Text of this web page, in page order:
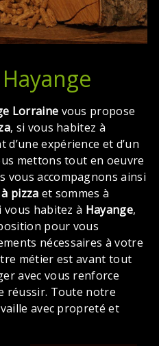
Lorraine vous propose
, si vous habitez à
d’une expérience et d’un
mettons tout en oeuvre
vous accompagnons ainsi
pizza et sommes à
vous habitez à Hayange,
pour vous
nécessaires à votre
métier est avant tout
avec vous renforce
réussir. Toute notre
avec propreté et